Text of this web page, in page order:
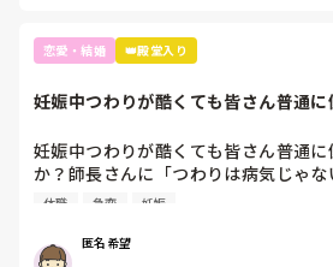
恋愛・結婚 👑殿堂入り
妊娠中つわりが酷くても皆さん普通
妊娠中つわりが酷くても皆さん普通
か？師長さんに「つわりは病気じゃ
はそう簡単じゃないのよ。みんな辛い
でしょ」と言われました。体調的に本
休職 急変 妊娠
匿名希望